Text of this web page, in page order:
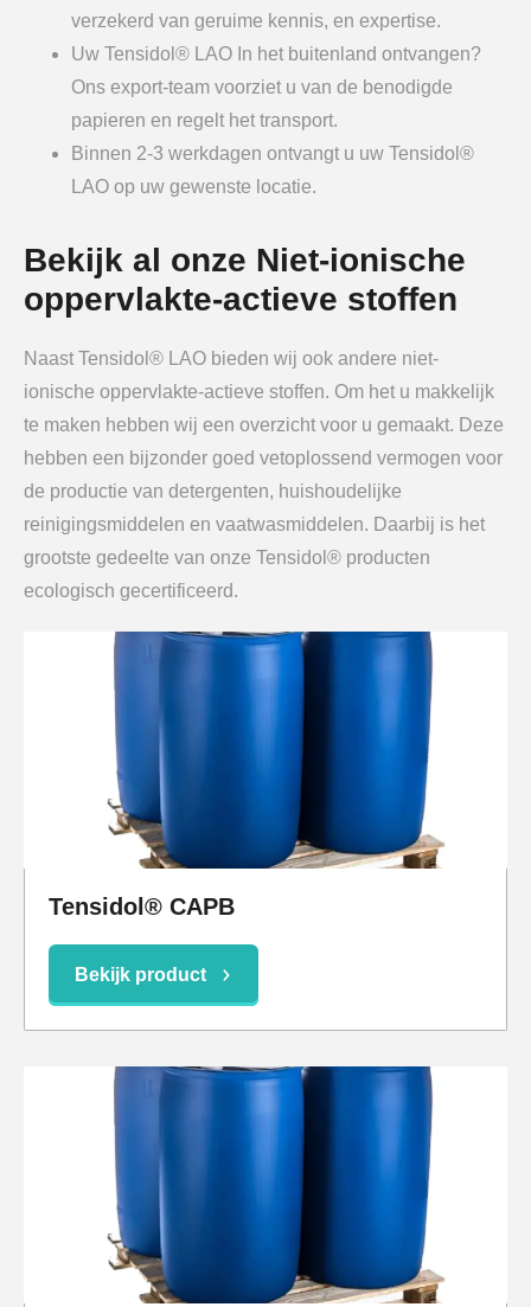
verzekerd van geruime kennis, en expertise.
Uw Tensidol® LAO In het buitenland ontvangen?
Ons export-team voorziet u van de benodigde
papieren en regelt het transport.
Binnen 2-3 werkdagen ontvangt u uw Tensidol®
LAO op uw gewenste locatie.
Bekijk al onze Niet-ionische
oppervlakte-actieve stoffen
Naast Tensidol® LAO bieden wij ook andere niet-
ionische oppervlakte-actieve stoffen. Om het u makkelijk
te maken hebben wij een overzicht voor u gemaakt. Deze
hebben een bijzonder goed vetoplossend vermogen voor
de productie van detergenten, huishoudelijke
reinigingsmiddelen en vaatwasmiddelen. Daarbij is het
grootste gedeelte van onze Tensidol® producten
ecologisch gecertificeerd.
Tensidol® CAPB
Bekijk product